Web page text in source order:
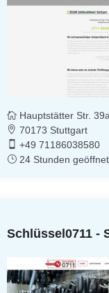
Hauptstätter Str. 39a
70173 Stuttgart
+49 71186038580
24 Stunden geöffnet
Schlüssel0711 -